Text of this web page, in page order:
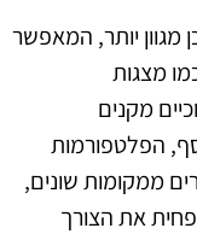
מגוון יותר, המאפשר
מצגות
מקנים
הפלטפורמות
ממקומות שונים,
את הצורך